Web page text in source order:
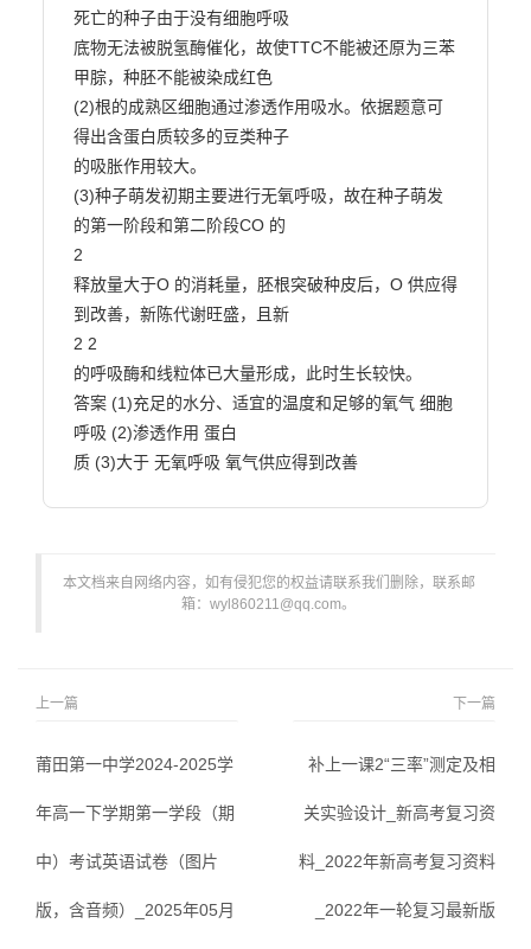
死亡的种子由于没有细胞呼吸
底物无法被脱氢酶催化，故使TTC不能被还原为三苯
甲腙，种胚不能被染成红色
(2)根的成熟区细胞通过渗透作用吸水。依据题意可
得出含蛋白质较多的豆类种子
的吸胀作用较大。
(3)种子萌发初期主要进行无氧呼吸，故在种子萌发
的第一阶段和第二阶段CO 的
2
释放量大于O 的消耗量，胚根突破种皮后，O 供应得
到改善，新陈代谢旺盛，且新
2 2
的呼吸酶和线粒体已大量形成，此时生长较快。
答案 (1)充足的水分、适宜的温度和足够的氧气 细胞
呼吸 (2)渗透作用 蛋白
质 (3)大于 无氧呼吸 氧气供应得到改善
本文档来自网络内容，如有侵犯您的权益请联系我们删除，联系邮
箱：wyl860211@qq.com。
上一篇
莆田第一中学2024-2025学
年高一下学期第一学段（期
中）考试英语试卷（图片
版，含音频）_2025年05月
下一篇
补上一课2“三率”测定及相
关实验设计_新高考复习资
料_2022年新高考复习资料
_2022年一轮复习最新版